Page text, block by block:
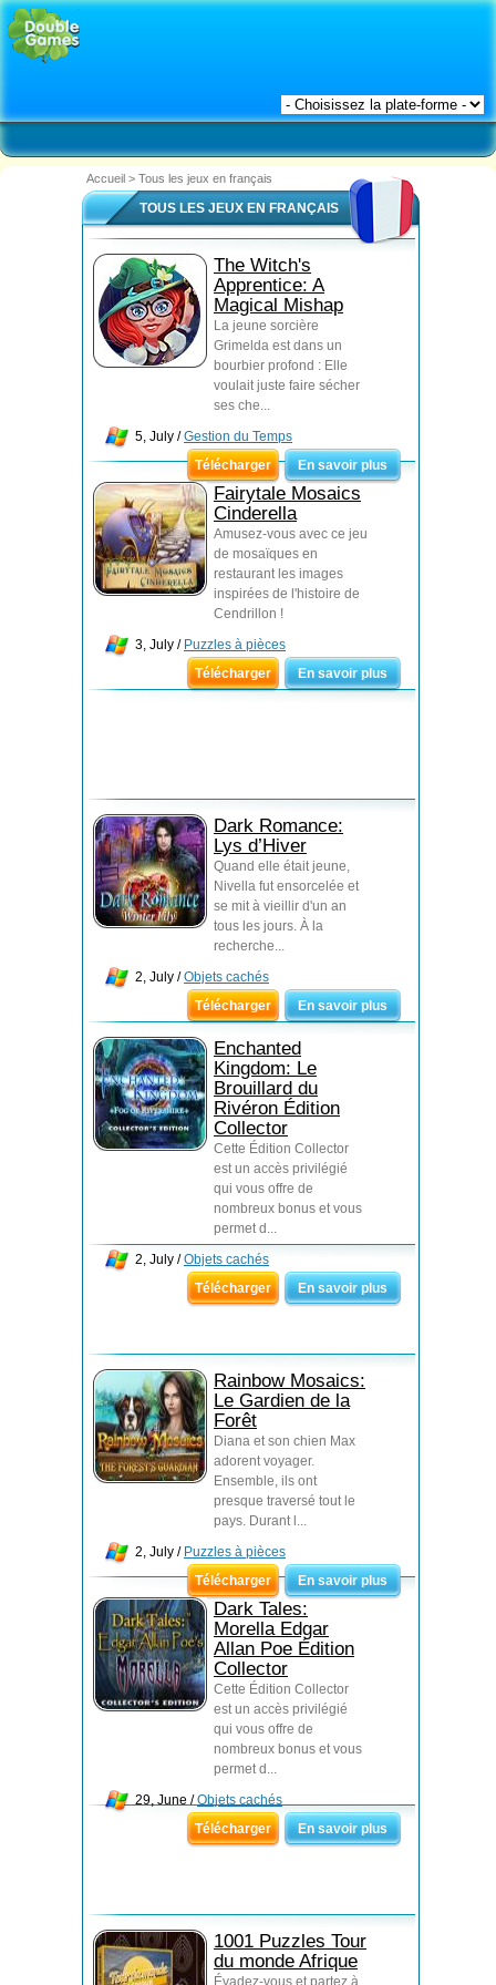
Accueil > Tous les jeux en français
TOUS LES JEUX EN FRANÇAIS
The Witch's
Apprentice: A
Magical Mishap
La jeune sorcière
Grimelda est dans un
bourbier profond : Elle
voulait juste faire sécher
ses che...
5, July /Gestion du Temps
Télécharger
En savoir plus
Fairytale Mosaics
Cinderella
Amusez-vous avec ce jeu
de mosaïques en
restaurant les images
inspirées de l'histoire de
Cendrillon !
3, July / Puzzles à pièces
Télécharger
En savoir plus
Dark Romance:
Lys d’Hiver
Quand elle était jeune,
Nivella fut ensorcelée et
se mit à vieillir d'un an
tous les jours. À la
recherche...
2, July /Objets cachés
Télécharger
En savoir plus
Enchanted
Kingdom: Le
Brouillard du
Rivéron Édition
Collector
Cette Édition Collector
est un accès privilégié
qui vous offre de
nombreux bonus et vous
permet d...
2, July /Objets cachés
Télécharger
En savoir plus
Rainbow Mosaics:
Le Gardien de la
Forêt
Diana et son chien Max
adorent voyager.
Ensemble, ils ont
presque traversé tout le
pays. Durant l...
2, July / Puzzles à pièces
Télécharger
En savoir plus
Dark Tales:
Morella Edgar
Allan Poe Édition
Collector
Cette Édition Collector
est un accès privilégié
qui vous offre de
nombreux bonus et vous
permet d...
29, June /Objets cachés
Télécharger
En savoir plus
1001 Puzzles Tour
du monde Afrique
Évadez-vous et partez à